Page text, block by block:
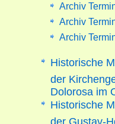
Archiv
Archiv
Archiv
Historische
der
Dolorosa im
Historische
der Gustav-